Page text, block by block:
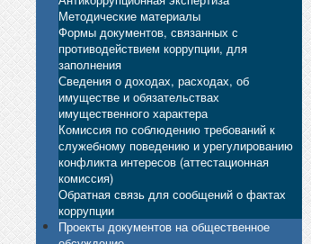
Методические материалы
Формы документов, связанных с
противодействием коррупции, для
заполнения
Сведения о доходах, расходах, об
имуществе и обязательствах
имущественного характера
Комиссия по соблюдению требований к
служебному поведению и урегулированию
конфликта интересов (аттестационная
комиссия)
Обратная связь для сообщений о фактах
коррупции
Проекты документов на общественное